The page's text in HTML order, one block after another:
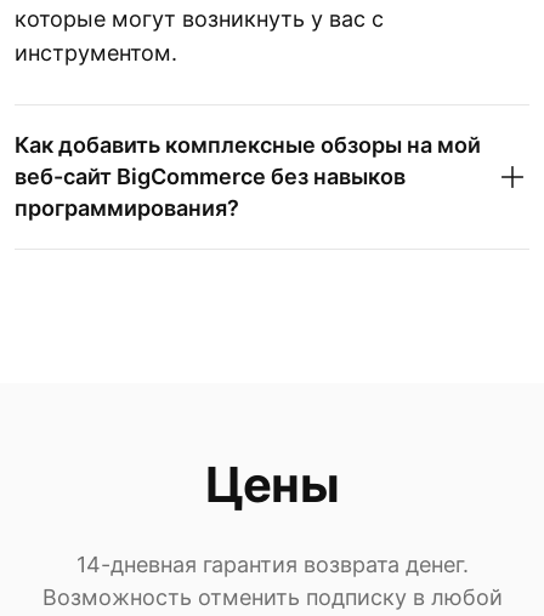
которые могут возникнуть у вас с
инструментом.
Как добавить комплексные обзоры на мой
веб-сайт BigCommerce без навыков
программирования?
Цены
14-дневная гарантия возврата денег.
Возможность отменить подписку в любой